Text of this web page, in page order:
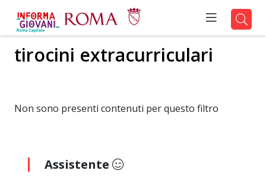
tirocini extracurriculari
Non sono presenti contenuti per questo filtro
Assistente